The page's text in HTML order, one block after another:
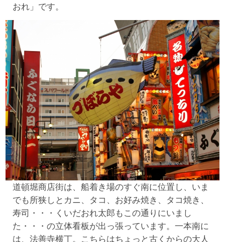
おれ」です。
道頓堀商店街は、船着き場のすぐ南に位置し、いま
でも所狭しとカニ、タコ、お好み焼き、タコ焼き、
寿司・・・くいだおれ太郎もこの通りにいまし
た・・・の立体看板が出っ張っています。一本南に
は、法善寺横丁。こちらはちょっと古くからの大人